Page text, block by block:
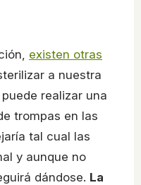
existen otras
a nuestra
realizar una
trompas en las
tal cual las
y aunque no
dándose. La